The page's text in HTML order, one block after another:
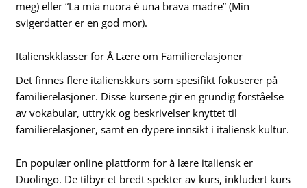
meg) eller “La mia nuora è una brava madre” (Min
svigerdatter er en god mor).
Italienskklasser for Å Lære om Familierelasjoner
Det finnes flere italienskkurs som spesifikt fokuserer på
familierelasjoner. Disse kursene gir en grundig forståelse
av vokabular, uttrykk og beskrivelser knyttet til
familierelasjoner, samt en dypere innsikt i italiensk kultur.
En populær online plattform for å lære italiensk er
Duolingo. De tilbyr et bredt spekter av kurs, inkludert kurs